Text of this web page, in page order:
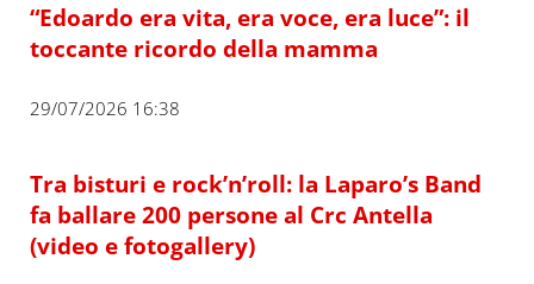
“Edoardo era vita, era voce, era luce”: il
toccante ricordo della mamma
29/07/2026 16:38
Tra bisturi e rock’n’roll: la Laparo’s Band
fa ballare 200 persone al Crc Antella
(video e fotogallery)